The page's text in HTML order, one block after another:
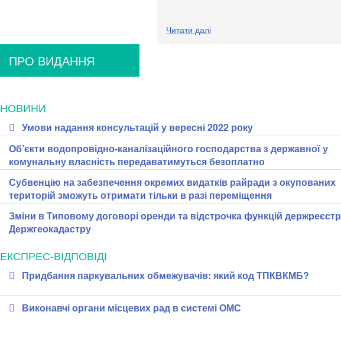
Читати далі
ПРО ВИДАННЯ
НОВИНИ
Умови надання консультацій у вересні 2022 року
Об’єкти водопровідно-каналізаційного господарства з державної у
комунальну власність передаватимуться безоплатно
Субвенцію на забезпечення окремих видатків райради з окупованих
територій зможуть отримати тільки в разі переміщення
Зміни в Типовому договорі оренди та відстрочка функцій
Держгеокадастру
ЕКСПРЕС-ВІДПОВІДІ
Придбання паркувальних обмежувачів: який код ТПКВКМБ?
Виконавчі органи місцевих рад в системі ОМС